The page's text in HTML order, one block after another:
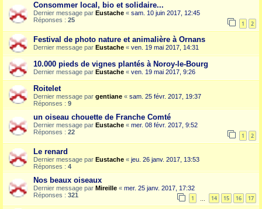
Consommer local, bio et solidaire...
Dernier message par Eustache « sam. 10 juin 2017, 12:45
Réponses : 25 1 2
Festival de photo nature et animalière à Ornans
Dernier message par Eustache « ven. 19 mai 2017, 14:31
10.000 pieds de vignes plantés à Noroy-le-Bourg
Dernier message par Eustache « ven. 19 mai 2017, 9:26
Roitelet
Dernier message par gentiane « sam. 25 févr. 2017, 19:37
Réponses : 9
un oiseau chouette de Franche Comté
Dernier message par Eustache « mer. 08 févr. 2017, 9:52
Réponses : 22 1 2
Le renard
Dernier message par Eustache « jeu. 26 janv. 2017, 13:53
Réponses : 4
Nos beaux oiseaux
Dernier message par Mireille « mer. 25 janv. 2017, 17:32
Réponses : 321 1 14 15 16 17